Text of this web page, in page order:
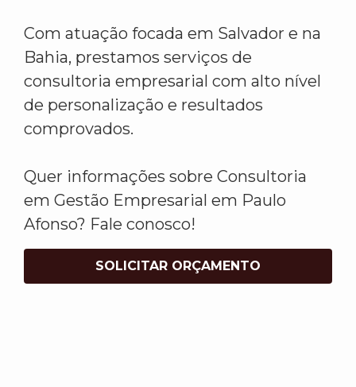
Com atuação focada em Salvador e na
Bahia, prestamos serviços de
consultoria empresarial com alto nível
de personalização e resultados
comprovados.
Quer informações sobre Consultoria
em Gestão Empresarial em Paulo
Afonso? Fale conosco!
SOLICITAR ORÇAMENTO